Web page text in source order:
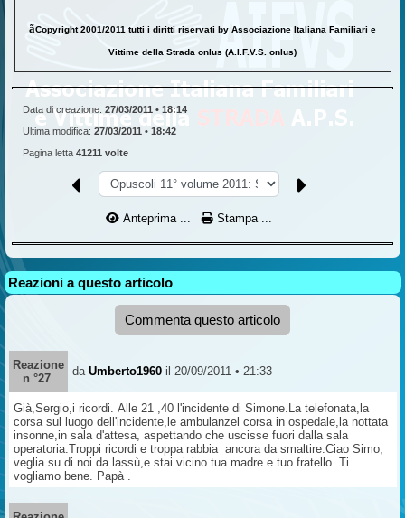
ãCopyright 2001/2011 tutti i diritti riservati by Associazione Italiana Familiari e
Vittime della Strada onlus (A.I.F.V.S. onlus)
Data di creazione: 27/03/2011 • 18:14
Ultima modifica: 27/03/2011 • 18:42
Pagina letta 41211 volte
Anteprima ... Stampa ...
Reazioni a questo articolo
Commenta questo articolo
Reazione
n °27
da Umberto1960 il 20/09/2011 • 21:33
Già,Sergio,i ricordi. Alle 21 ,40 l'incidente di Simone.La telefonata,la
corsa sul luogo dell'incidente,le ambulanzel corsa in ospedale,la nottata
insonne,in sala d'attesa, aspettando che uscisse fuori dalla sala
operatoria.Troppi ricordi e troppa rabbia ancora da smaltire.Ciao Simo,
veglia su di noi da lassù,e stai vicino tua madre e tuo fratello. Ti
vogliamo bene. Papà .